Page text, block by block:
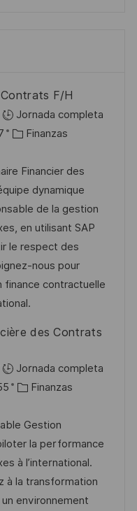
F/H
Jornada completa
C
t
e
g
o
r
í
a
Finanzas
Financier des
dynamique
de la gestion
en utilisant SAP
le respect des
nous pour
contractuelle
des Contrats
Jornada completa
C
t
e
g
o
r
Finanzas
Gestion
la performance
à l’international.
à la transformation
environnement